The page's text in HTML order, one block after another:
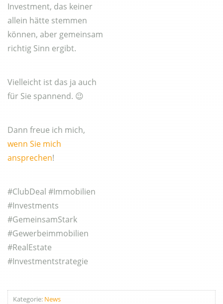
Investment, das keiner
allein hätte stemmen
können, aber gemeinsam
richtig Sinn ergibt.
Vielleicht ist das ja auch
für Sie spannend. 😉
Dann freue ich mich,
wenn Sie mich
ansprechen!
#ClubDeal #Immobilien
#Investments
#GemeinsamStark
#Gewerbeimmobilien
#RealEstate
#Investmentstrategie
Kategorie: News